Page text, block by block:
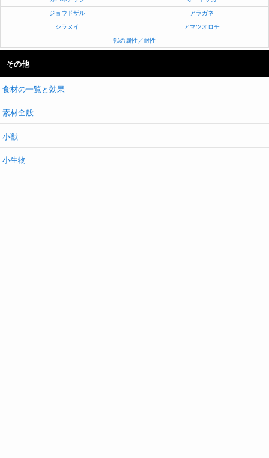
ジョウドザル アラガネ
シラヌイ アマツオロチ
獣の属性／耐性
その他
食材の一覧と効果
素材全般
小獣
小生物